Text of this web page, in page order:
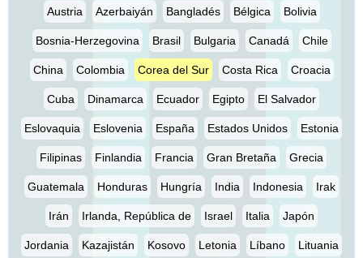
Austria Azerbaiyán Bangladés Bélgica Bolivia
Bosnia-Herzegovina Brasil Bulgaria Canadá Chile
China Colombia Corea del Sur Costa Rica Croacia
Cuba Dinamarca Ecuador Egipto El Salvador
Eslovaquia Eslovenia España Estados Unidos Estonia
Filipinas Finlandia Francia Gran Bretaña Grecia
Guatemala Honduras Hungría India Indonesia Irak
Irán Irlanda, República de Israel Italia Japón
Jordania Kazajistán Kosovo Letonia Líbano Lituania